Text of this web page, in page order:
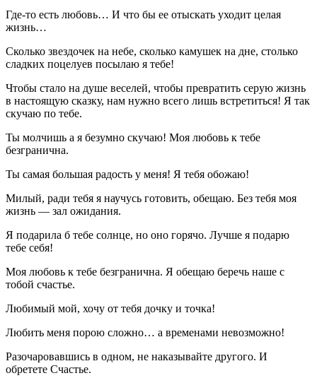
Где-то есть любовь… И что бы ее отыскать уходит целая
жизнь…
Сколько звездочек на небе, сколько камушек на дне, столько
сладких поцелуев посылаю я тебе!
Чтобы стало на душе веселей, чтобы превратить серую жизнь
в настоящую сказку, нам нужно всего лишь встретиться! Я так
скучаю по тебе.
Ты молчишь а я безумно скучаю! Моя любовь к тебе
безгранична.
Ты самая большая радость у меня! Я тебя обожаю!
Милый, ради тебя я научусь готовить, обещаю. Без тебя моя
жизнь — зал ожидания.
Я подарила б тебе солнце, но оно горячо. Лучше я подарю
тебе себя!
Моя любовь к тебе безгранична. Я обещаю беречь наше с
тобой счастье.
Любимый мой, хочу от тебя дочку и точка!
Любить меня порою сложно… а временами невозможно!
Разочаровавшись в одном, не наказывайте другого. И
обретете Счастье.